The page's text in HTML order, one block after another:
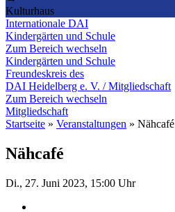
Kulturhaus
Internationale DAI
Kindergärten und Schule
Zum Bereich wechseln
Kindergärten und Schule
Freundeskreis des
DAI Heidelberg e. V. / Mitgliedschaft
Zum Bereich wechseln
Mitgliedschaft
Startseite » Veranstaltungen » Nähcafé
Nähcafé
Di., 27. Juni 2023, 15:00 Uhr